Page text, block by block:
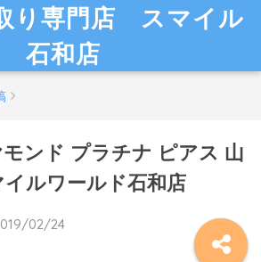
り専門店 スマイル
石和店
ンド プラチナ ピアス 山
ルワールド石和店
02/24